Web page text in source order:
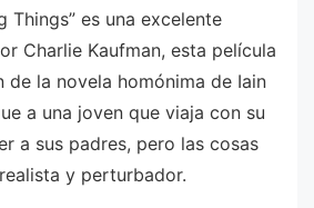
Things” es una excelente
Charlie Kaufman, esta película
de la novela homónima de Iain
a una joven que viaja con su
a sus padres, pero las cosas
y perturbador.